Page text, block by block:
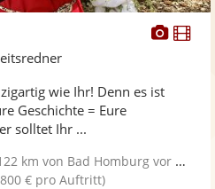
wie Ihr! Denn es ist
Geschichte = Eure
solltet Ihr ...
km von Bad Homburg vor der Höhe
€ pro Auftritt)